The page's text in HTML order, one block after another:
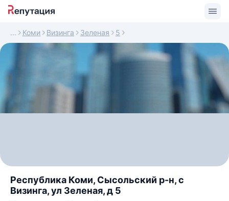
Коми Визинга Зеленая 5
Республика Коми, Сысольский р-н, с
Визинга, ул Зеленая, д 5